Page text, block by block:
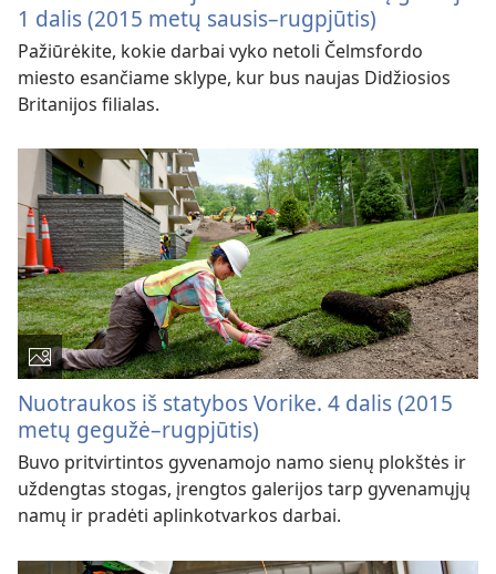
1 dalis (2015 metų sausis–rugpjūtis)
Pažiūrėkite, kokie darbai vyko netoli Čelmsfordo
miesto esančiame sklype, kur bus naujas Didžiosios
Britanijos filialas.
Nuotraukos iš statybos Vorike. 4 dalis (2015
metų gegužė–rugpjūtis)
Buvo pritvirtintos gyvenamojo namo sienų plokštės ir
uždengtas stogas, įrengtos galerijos tarp gyvenamųjų
namų ir pradėti aplinkotvarkos darbai.